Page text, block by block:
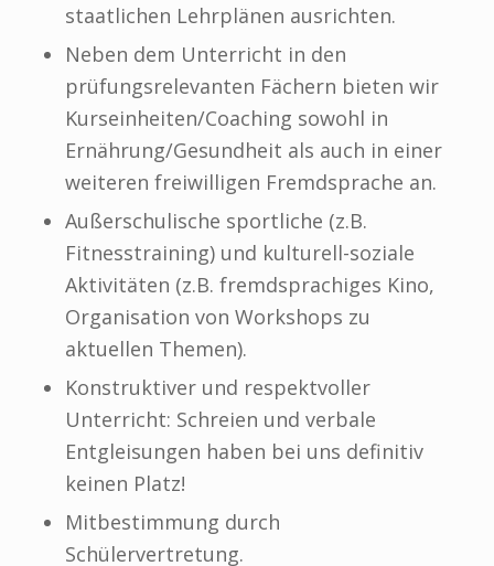
staatlichen Lehrplänen ausrichten.
Neben dem Unterricht in den
prüfungsrelevanten Fächern bieten wir
Kurseinheiten/Coaching sowohl in
Ernährung/Gesundheit als auch in einer
weiteren freiwilligen Fremdsprache an.
Außerschulische sportliche (z.B.
Fitnesstraining) und kulturell-soziale
Aktivitäten (z.B. fremdsprachiges Kino,
Organisation von Workshops zu
aktuellen Themen).
Konstruktiver und respektvoller
Unterricht: Schreien und verbale
Entgleisungen haben bei uns definitiv
keinen Platz!
Mitbestimmung durch
Schülervertretung.